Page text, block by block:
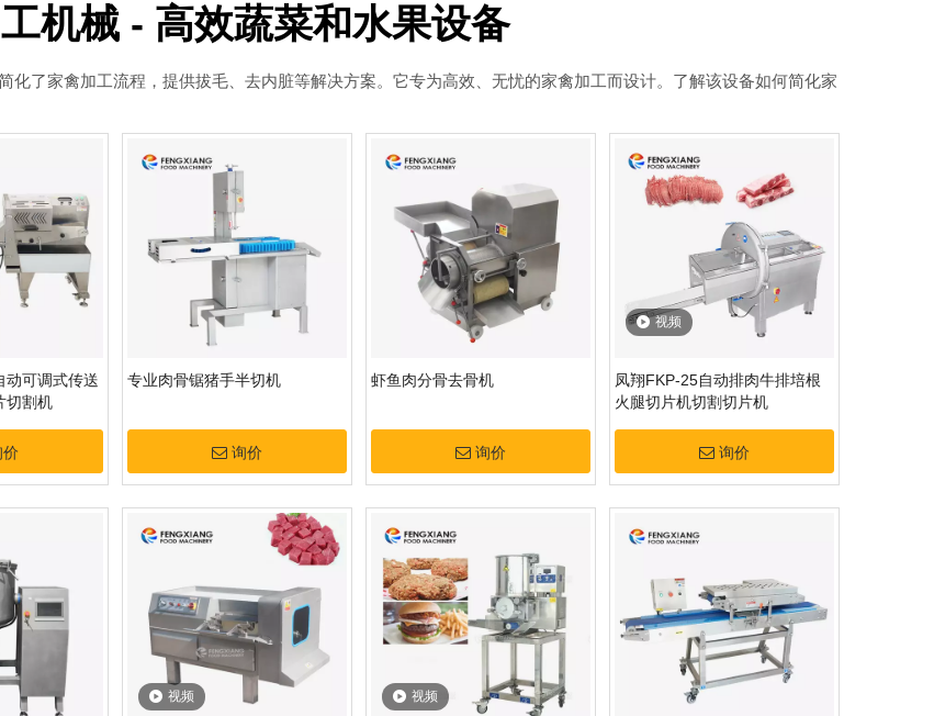
机械 - 高效蔬菜和水果设备
化了家禽加工流程，提供拔毛、去内脏等解决方案。它专为高效、无忧的家禽加工而设计。了解该设备如何简化家
动可调式传送
切割机
专业肉骨锯猪手半切机
询价
虾鱼肉分骨去骨机
询价
视频
凤翔FKP-25自动排肉牛排培根
火腿切片机切割切片机
询价
视频 视频